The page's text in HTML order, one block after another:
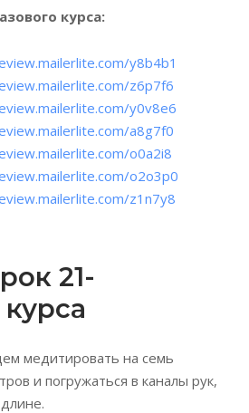
курса:
y8b4b1
z6p7f6
y0v8e6
a8g7f0
o0a2i8
o2o3p0
z1n7y8
21-
медитировать на семь
и погружаться в каналы рук,